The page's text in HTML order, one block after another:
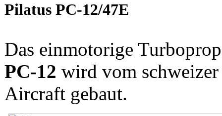
Pilatus PC-12/47E
Das einmotorige
PC-12 wird vom
Aircraft gebaut.